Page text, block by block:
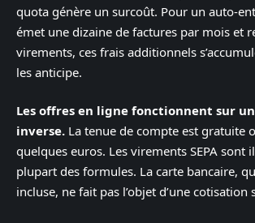
quota génère un surcoût. Pour un auto-
émet une dizaine de factures par mois et
virements, ces frais additionnels
les anticipe.
Les offres en ligne fonctionnent sur
inverse. La tenue de compte est gratuite
quelques euros. Les virements SEPA sont
plupart des formules. La carte bancaire,
incluse, ne fait pas l’objet d’une cotisation